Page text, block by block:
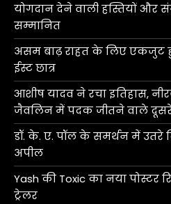
योगदान देने वाली हस्तियों और
सम्मानित
असम बाढ़ राहत के लिए एकजुट
ईस्ट छात्र
आशीष यादव ने रचा इतिहास,
जैवलिन में पदक जीतने वाले दूसरे
डॉ. के. ए. पॉल के समर्थन में उतरे
अपील
Yash की Toxic का नया पोस्टर
ट्रेलर